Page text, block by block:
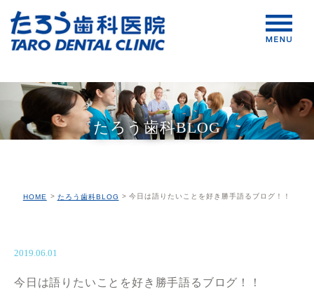
たろう歯科BLOG
HOME たろう歯科BLOG 今日は語りたいことを好き勝手語るブログ！！
2019.06.01
今日は語りたいことを好き勝手語るブログ！！